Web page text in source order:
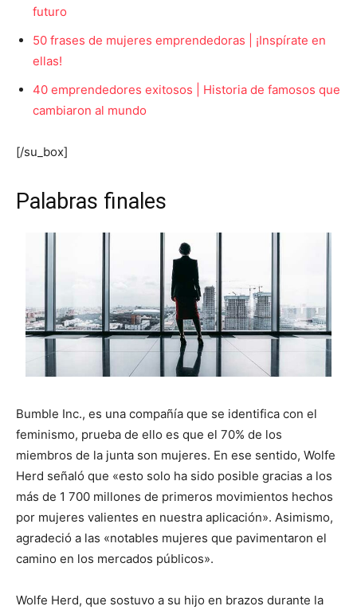
futuro
50 frases de mujeres emprendedoras | ¡Inspírate en
ellas!
40 emprendedores exitosos | Historia de famosos que
cambiaron al mundo
[/su_box]
Palabras finales
Bumble Inc., es una compañía que se identifica con el
feminismo, prueba de ello es que el 70% de los
miembros de la junta son mujeres. En ese sentido, Wolfe
Herd señaló que «esto solo ha sido posible gracias a los
más de 1 700 millones de primeros movimientos hechos
por mujeres valientes en nuestra aplicación». Asimismo,
agradeció a las «notables mujeres que pavimentaron el
camino en los mercados públicos».
Wolfe Herd, que sostuvo a su hijo en brazos durante la